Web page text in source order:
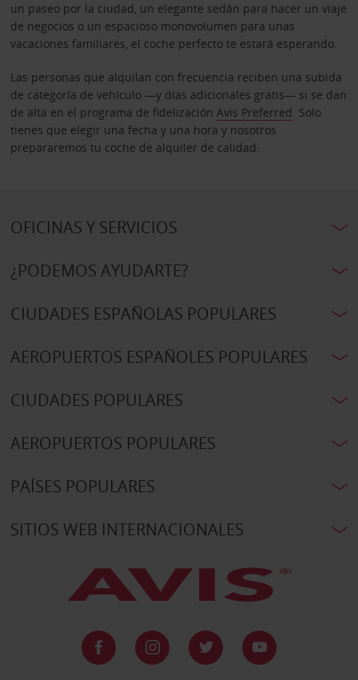
un paseo por la ciudad, un elegante sedán para hacer un viaje
de negocios o un espacioso monovolumen para unas
vacaciones familiares, el coche perfecto te estará esperando.
Las personas que alquilan con frecuencia reciben una subida
de categoría de vehículo —y días adicionales gratis— si se dan
de alta en el programa de fidelización Avis Preferred. Solo
tienes que elegir una fecha y una hora y nosotros
prepararemos tu coche de alquiler de calidad.
OFICINAS Y SERVICIOS
¿PODEMOS AYUDARTE?
CIUDADES ESPAÑOLAS POPULARES
AEROPUERTOS ESPAÑOLES POPULARES
CIUDADES POPULARES
AEROPUERTOS POPULARES
PAÍSES POPULARES
SITIOS WEB INTERNACIONALES